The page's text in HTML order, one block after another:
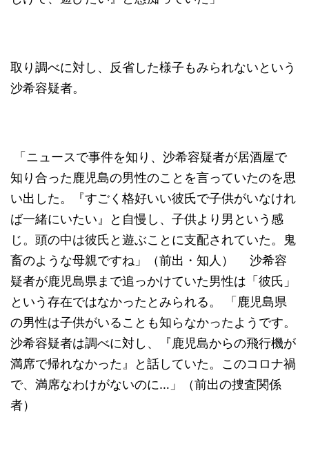
取り調べに対し、反省した様子もみられないという
沙希容疑者。
「ニュースで事件を知り、沙希容疑者が居酒屋で
知り合った鹿児島の男性のことを言っていたのを思
い出した。『すごく格好いい彼氏で子供がいなけれ
ば一緒にいたい』と自慢し、子供より男という感
じ。頭の中は彼氏と遊ぶことに支配されていた。鬼
畜のような母親ですね」（前出・知人） 沙希容
疑者が鹿児島県まで追っかけていた男性は「彼氏」
という存在ではなかったとみられる。 「鹿児島県
の男性は子供がいることも知らなかったようです。
沙希容疑者は調べに対し、『鹿児島からの飛行機が
満席で帰れなかった』と話していた。このコロナ禍
で、満席なわけがないのに…」（前出の捜査関係
者）